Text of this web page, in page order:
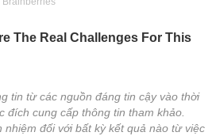
tin từ các nguồn đáng tin cậy vào thời
đích cung cấp thông tin tham khảo.
nhiệm đối với bất kỳ kết quả nào từ việc